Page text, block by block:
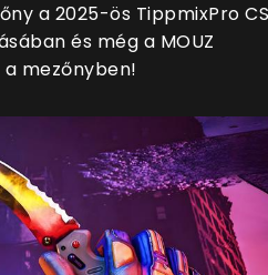
a 2025-ös TippmixPro
és még a MOUZ
mezőnyben!